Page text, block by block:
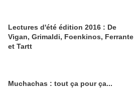
Lectures d'été édition 2016 : De
Vigan, Grimaldi, Foenkinos, Ferrante
et Tartt
Muchachas : tout ça pour ça...